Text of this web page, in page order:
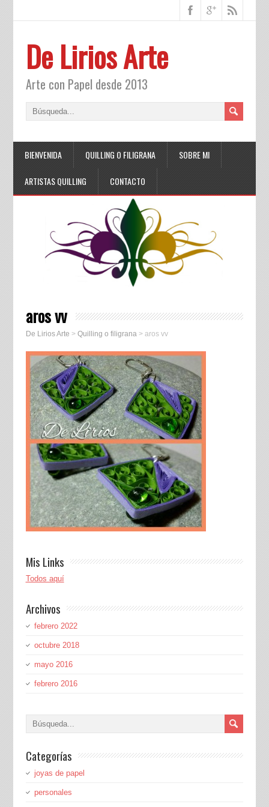
De Lirios Arte
Arte con Papel desde 2013
BIENVENIDA QUILLING O FILIGRANA SOBRE MI
ARTISTAS QUILLING CONTACTO
aros vv
De Lirios Arte > Quilling o filigrana> aros vv
Mis Links
Todos aquí
Archivos
febrero 2022
octubre 2018
mayo 2016
febrero 2016
Categorías
joyas de papel
personales